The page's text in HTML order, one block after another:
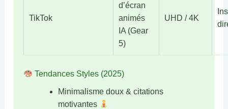
TikTok
d’écran
animés
IA (Gear
5)
UHD / 4K
Tendances Styles (2025)
Minimalisme doux & citations
motivantes